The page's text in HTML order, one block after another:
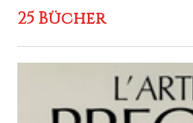
25 Bücher